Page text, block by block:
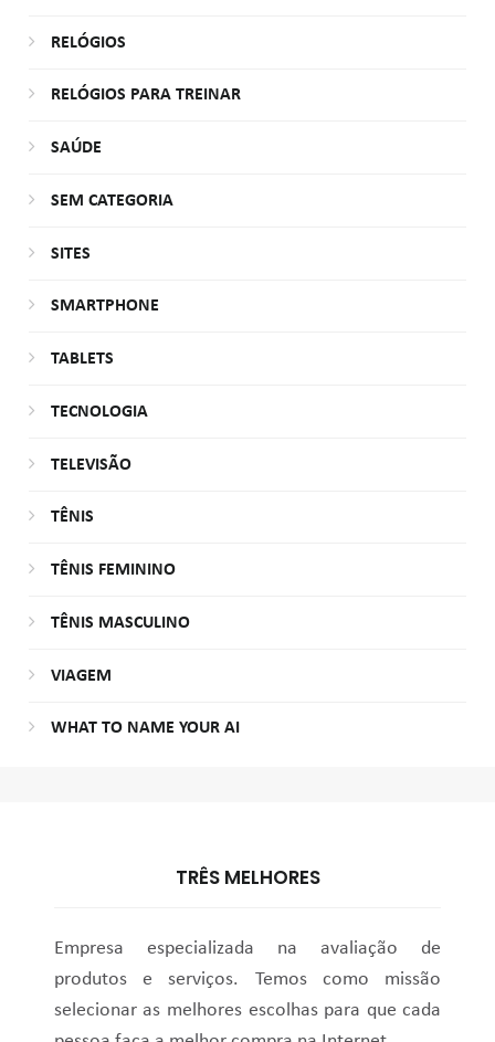
RELÓGIOS
RELÓGIOS PARA TREINAR
SAÚDE
SEM CATEGORIA
SITES
SMARTPHONE
TABLETS
TECNOLOGIA
TELEVISÃO
TÊNIS
TÊNIS FEMININO
TÊNIS MASCULINO
VIAGEM
WHAT TO NAME YOUR AI
TRÊS MELHORES
Empresa especializada na avaliação de
produtos e serviços. Temos como missão
selecionar as melhores escolhas para que cada